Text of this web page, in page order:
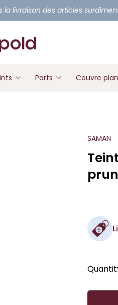
la livraison des articles
Parts Couvre
SAMAN